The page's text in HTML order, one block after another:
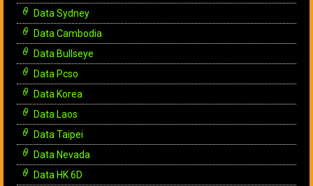
Data Sydney
Data Cambodia
Data Bullseye
Data Pcso
Data Korea
Data Laos
Data Taipei
Data Nevada
Data HK 6D